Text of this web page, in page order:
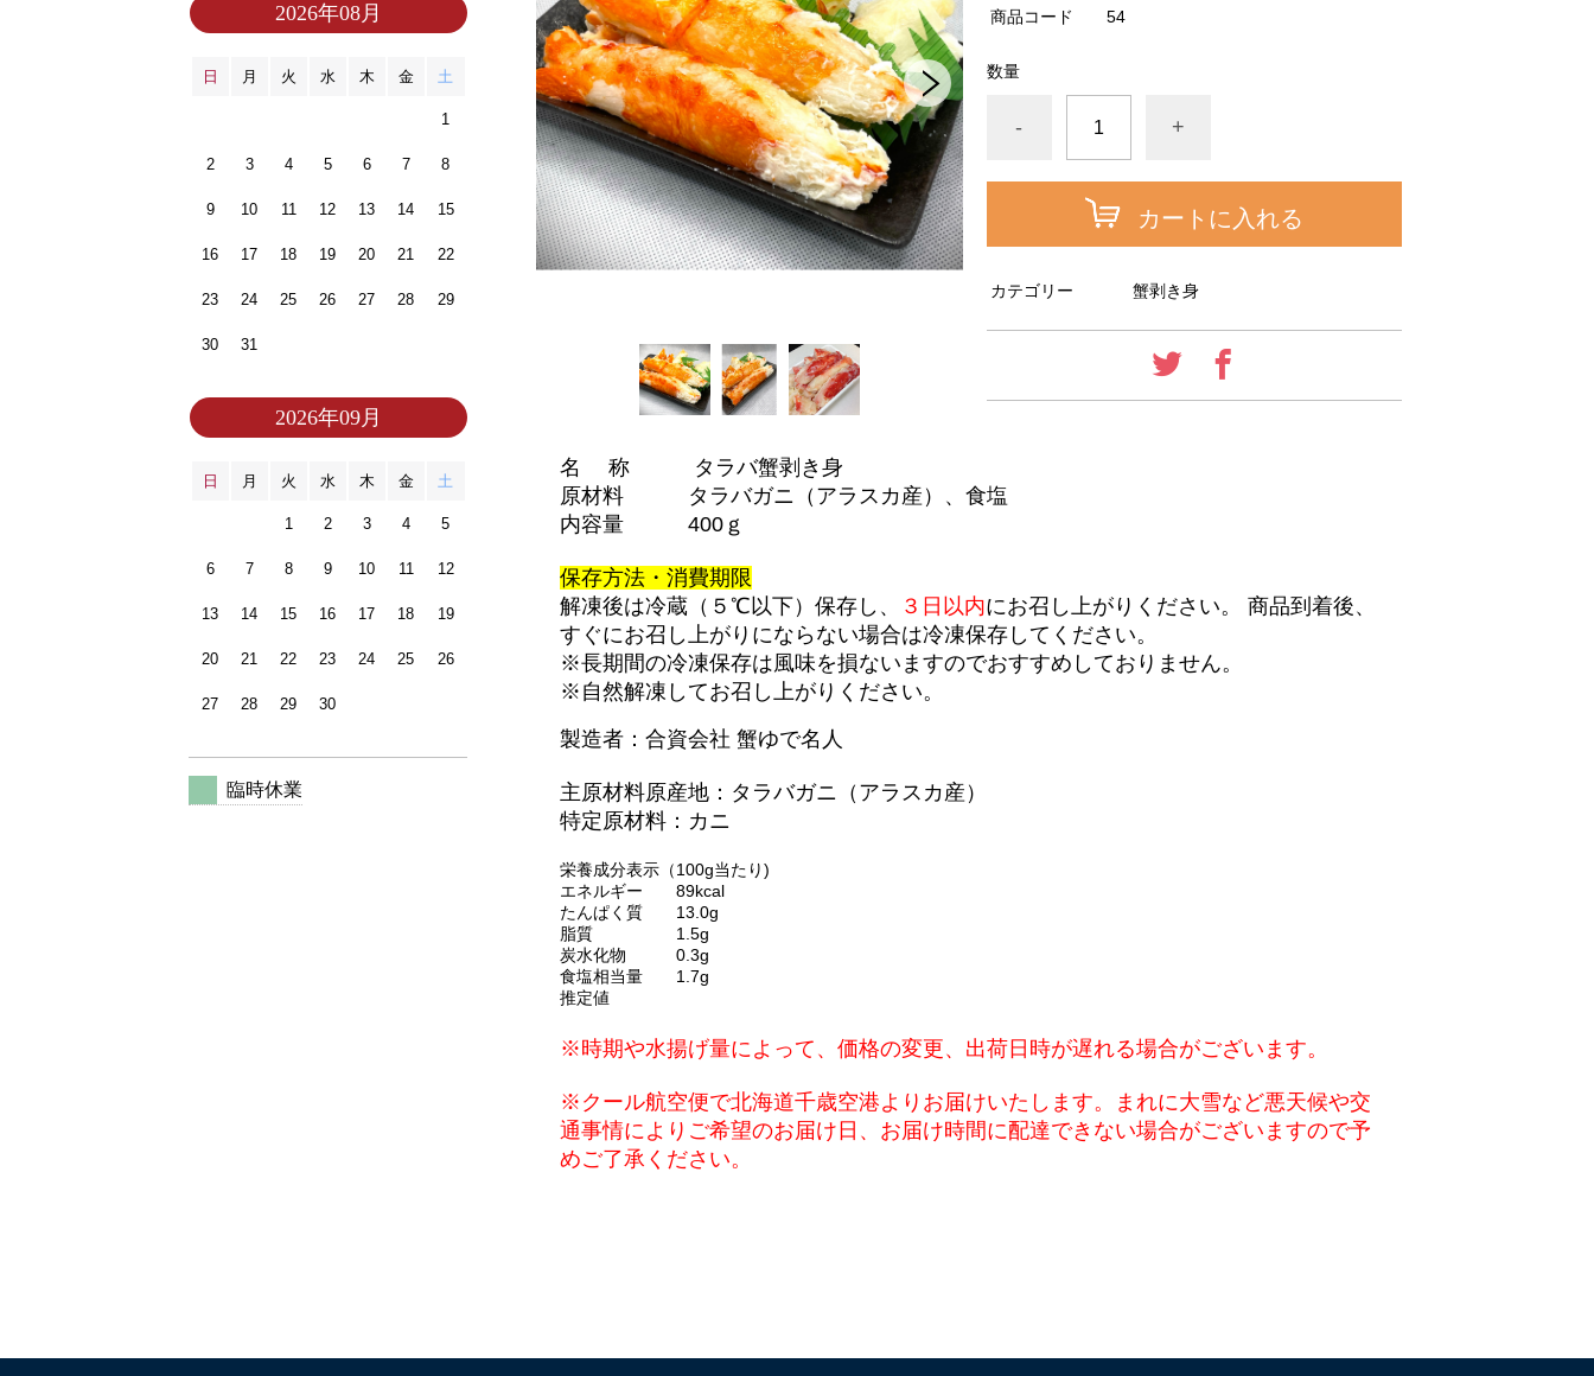
商品コード 54
数量
- +
カートに入れる
カテゴリー 蟹剥き身
名 称 タラバ蟹剥き身
原材料 タラバガニ（アラスカ産）、食塩
内容量 400ｇ
保存方法・消費期限
解凍後は冷蔵（５℃以下）保存し、
３ 日以内にお召し上がりください。 商品到着後、
すぐにお召し上がりにならない場合は冷凍保存してください。
※長期間の冷凍保存は風味を損ないますのでおすすめしておりません。
※自然解凍してお召し上がりください。
製造者：合資会社 蟹ゆで名人
主原材料原産地：タラバガニ（アラスカ産）
特定原材料：カニ
栄養成分表示（100g当たり)
エネルギー 89kcal
たんぱく質 13.0g
脂質 1.5g
炭水化物 0.3g
食塩相当量 1.7g
推定値
※時期や水揚げ量によって、価格の変更、出荷日時が遅れる場合がございます。
※クール航空便で北海道千歳空港よりお届けいたします。まれに大雪など悪天候や交
通事情によりご希望のお届け日、お届け時間に配達できない場合がございますので予
めご了承ください。
2026年08月
日 月 火 水 木 金 土
1
2 3 4 5 6 7 8
9 10 11 12 13 14 15
16 17 18 19 20 21 22
23 24 25 26 27 28 29
30 31
2026年09月
日 月 火 水 木 金 土
1 2 3 4 5
6 7 8 9 10 11 12
13 14 15 16 17 18 19
20 21 22 23 24 25 26
27 28 29 30
臨時休業